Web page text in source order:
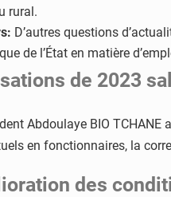
rural.
D’autres questions
de l’État en matière
de 2023
Abdoulaye BIO
en fonctionnaires, la
des